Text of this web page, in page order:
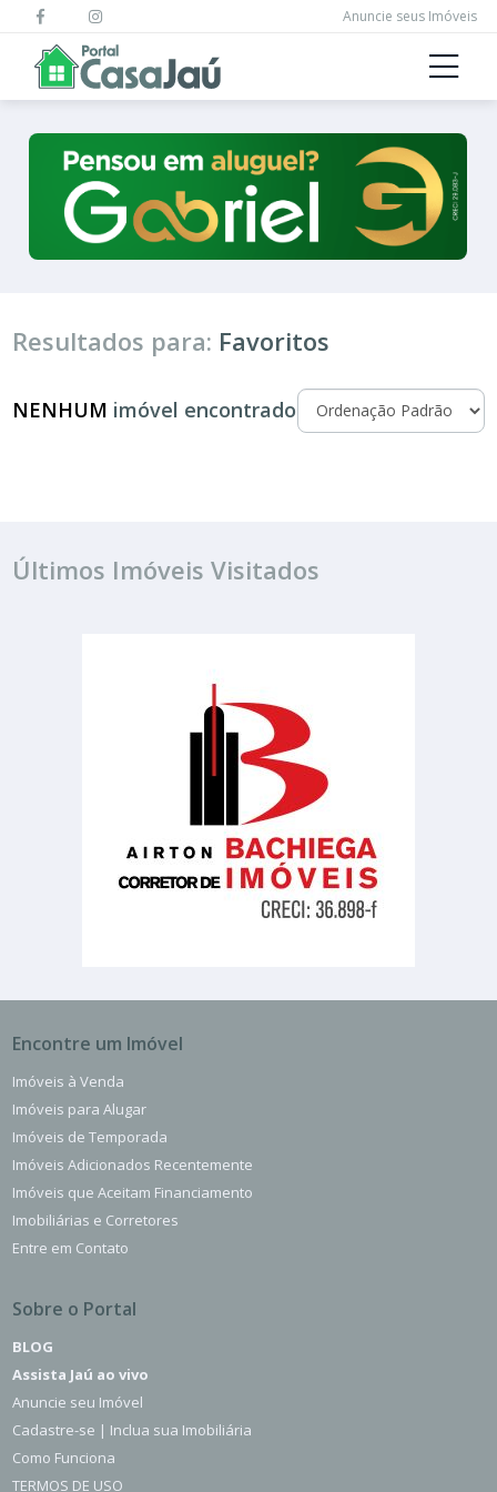
Anuncie seus Imóveis
Resultados para: Favoritos
NENHUM imóvel encontrado
Últimos Imóveis Visitados
Encontre um Imóvel
Imóveis à Venda
Imóveis para Alugar
Imóveis de Temporada
Imóveis Adicionados Recentemente
Imóveis que Aceitam Financiamento
Imobiliárias e Corretores
Entre em Contato
Sobre o Portal
BLOG
Assista Jaú ao vivo
Anuncie seu Imóvel
Cadastre-se | Inclua sua Imobiliária
Como Funciona
TERMOS DE USO